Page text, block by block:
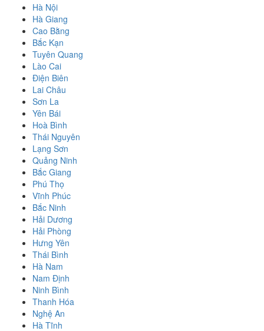
Hà Nội
Hà Giang
Cao Bằng
Bắc Kạn
Tuyên Quang
Lào Cai
Điện Biên
Lai Châu
Sơn La
Yên Bái
Hoà Bình
Thái Nguyên
Lạng Sơn
Quảng Ninh
Bắc Giang
Phú Thọ
Vĩnh Phúc
Bắc Ninh
Hải Dương
Hải Phòng
Hưng Yên
Thái Bình
Hà Nam
Nam Định
Ninh Bình
Thanh Hóa
Nghệ An
Hà Tĩnh